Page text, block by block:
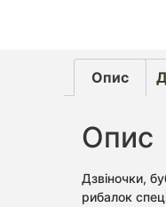
Опис
Опис
Дзвіночки,
рибалок